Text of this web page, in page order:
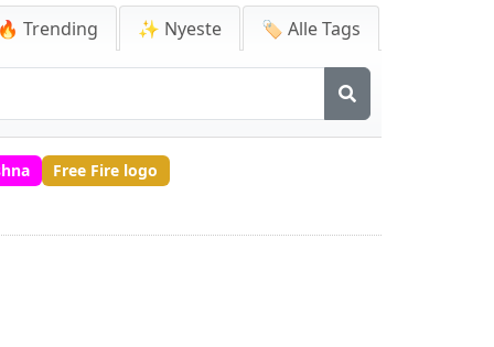
🔥 Trending ✨ Nyeste 🏷️ Alle Tags
Free Fire logo